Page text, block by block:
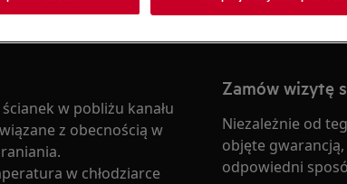
w pobliżu kanału
z obecnością w
w chłodziarce
Zamów wizytę
Niezależnie od
objęte
odpowiedni